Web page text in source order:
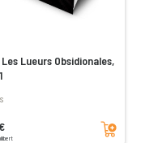
Les Lueurs Obsidionales,
Ajouter au panier